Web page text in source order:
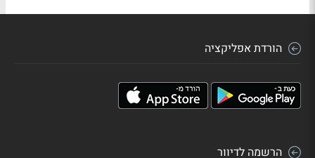
הורדת אפליקציה
הרשמה לדיוור